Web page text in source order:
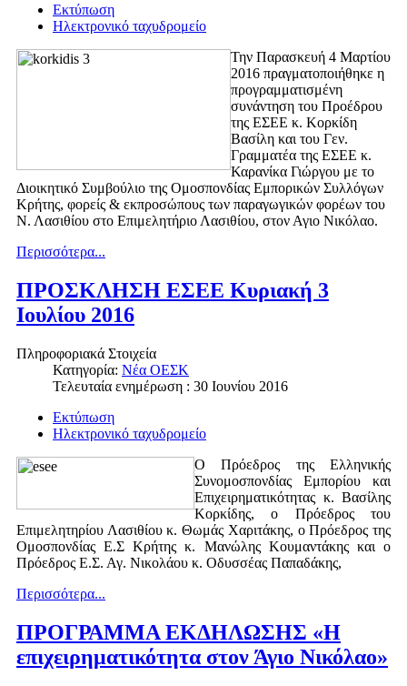
Εκτύπωση
Ηλεκτρονικό ταχυδρομείο
Την Παρασκευή 4 Μαρτίου
2016 πραγματοποιήθηκε η
προγραμματισμένη
συνάντηση του Προέδρου
της ΕΣΕΕ κ. Κορκίδη
Βασίλη και του Γεν.
Γραμματέα της ΕΣΕΕ κ.
Καρανίκα Γιώργου με το
Διοικητικό Συμβούλιο της Ομοσπονδίας Εμπορικών Συλλόγων
Κρήτης, φορείς & εκπροσώπους των παραγωγικών φορέων του
Ν. Λασιθίου στο Επιμελητήριο Λασιθίου, στον Αγιο Νικόλαο.
Περισσότερα...
ΠΡΟΣΚΛΗΣΗ ΕΣΕΕ Κυριακή 3
Ιουλίου 2016
Πληροφοριακά Στοιχεία
Κατηγορία: Νέα ΟΕΣΚ
Τελευταία ενημέρωση : 30 Ιουνίου 2016
Εκτύπωση
Ηλεκτρονικό ταχυδρομείο
O Πρόεδρος της Ελληνικής
Συνομοσπονδίας Εμπορίου και
Επιχειρηματικότητας κ. Βασίλης
Κορκίδης, ο Πρόεδρος του
Επιμελητηρίου Λασιθίου κ. Θωμάς Χαριτάκης, ο Πρόεδρος της
Ομοσπονδίας Ε.Σ Κρήτης κ. Μανώλης Κουμαντάκης και ο
Πρόεδρος Ε.Σ. Αγ. Νικολάου κ. Οδυσσέας Παπαδάκης,
Περισσότερα...
ΠΡΟΓΡΑΜΜΑ ΕΚΔΗΛΩΣΗΣ «Η
επιχειρηματικότητα στον Άγιο Νικόλαο»